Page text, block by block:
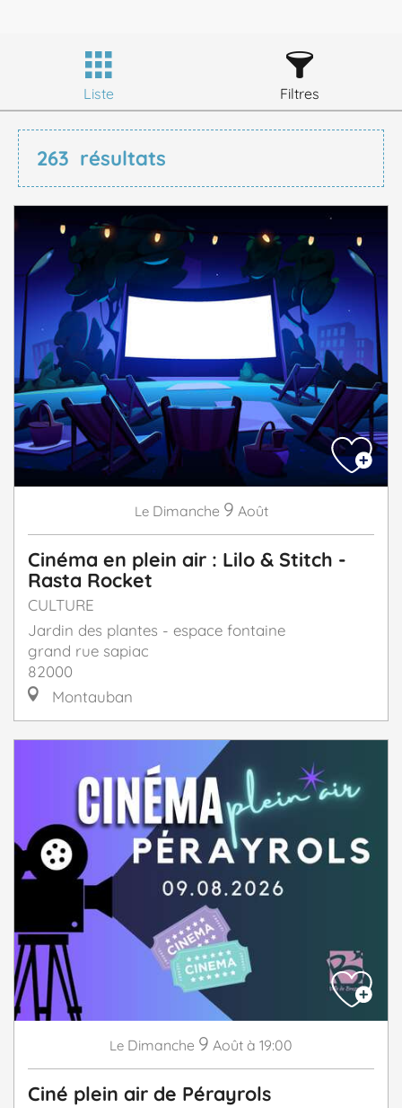
Liste Filtres
263 résultats
Le Dimanche 9 Août
Cinéma en plein air : Lilo & Stitch -
Rasta Rocket
CULTURE
Jardin des plantes - espace fontaine
grand rue sapiac
82000
Montauban
Le Dimanche 9 Août à 19:00
Ciné plein air de Pérayrols